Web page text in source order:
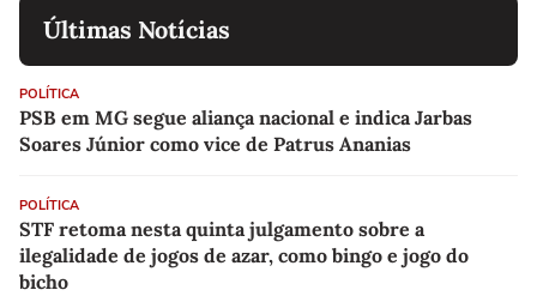
Últimas Notícias
POLÍTICA
PSB em MG segue aliança nacional e indica Jarbas
Soares Júnior como vice de Patrus Ananias
POLÍTICA
STF retoma nesta quinta julgamento sobre a
ilegalidade de jogos de azar, como bingo e jogo do
bicho